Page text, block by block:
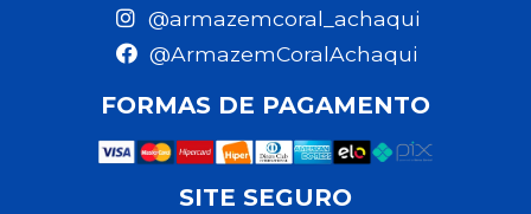
@armazemcoral_achaqui
@ArmazemCoralAchaqui
FORMAS DE PAGAMENTO
SITE SEGURO